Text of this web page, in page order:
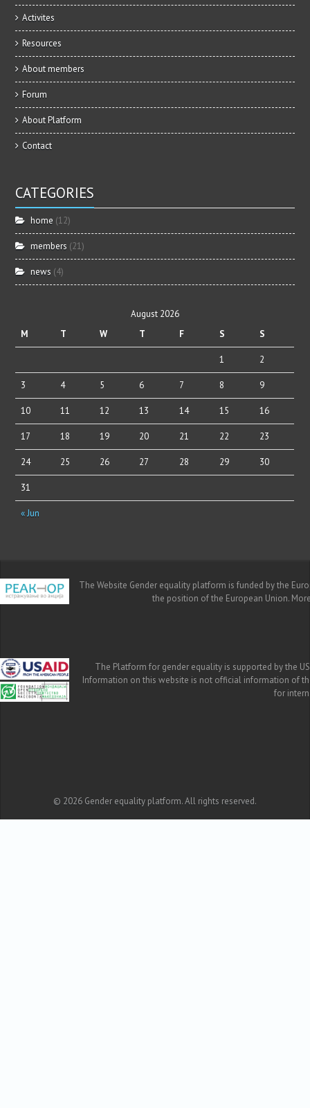
Activites
Resources
About members
Forum
About Platform
Contact
CATEGORIES
home (12)
members (21)
news (4)
August 2026
M
T W T F S S
« Jun
1 2
3 4 5 6 7 8 9
10 11 12 13 14 15 16
17 18 19 20 21 22 23
24 25 26 27 28 29 30
31
The Website Gender equality platform is funded by the
the position of the European Union.
The Platform for gender equality is supported by the
Information on this website is not official information of
for
© 2026 Gender equality platform. All rights reserved.